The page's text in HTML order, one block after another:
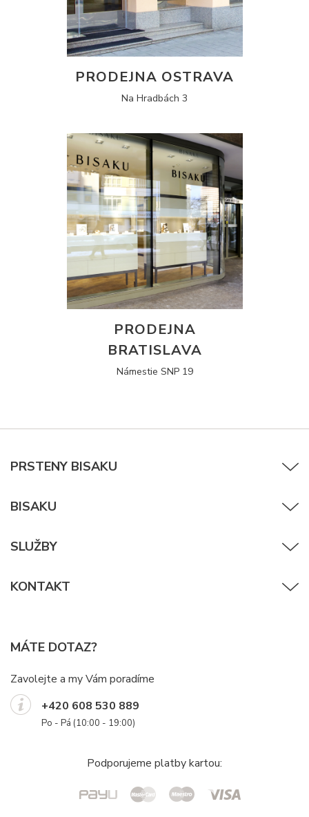
PRODEJNA OSTRAVA
Na Hradbách 3
PRODEJNA
BRATISLAVA
Námestie SNP 19
PRSTENY BISAKU
BISAKU
SLUŽBY
KONTAKT
MÁTE DOTAZ?
Zavolejte a my Vám poradíme
+420 608 530 889
Po - Pá (10:00 - 19:00)
Podporujeme platby kartou: